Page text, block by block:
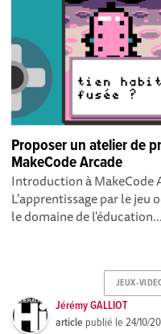
Proposer un atelier de
MakeCode Arcade
Introduction à MakeCode
L'apprentissage par le jeu
le domaine de l'éducation...
JEUX-
Jérémy GALLIOT
article publié le24/10/